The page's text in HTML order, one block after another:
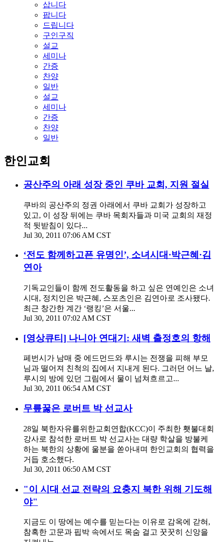
삽니다
팝니다
드립니다
구인구직
설교
세미나
간증
찬양
일반
설교
세미나
간증
찬양
일반
한인교회
공산주의 아래 성장 중인 쿠바 교회, 지원 절실
쿠바의 공산주의 정권 아래에서 쿠바 교회가 성장하고
있고, 이 성장 뒤에는 쿠바 목회자들과 미국 교회의 재정
적 뒷받침이 있다...
Jul 30, 2011 07:06 AM CST
‘전도 함께하고픈 유명인’, 소녀시대·박근혜·김
연아
기독교인들이 함께 전도활동을 하고 싶은 연예인은 소녀
시대, 정치인은 박근혜, 스포츠인은 김연아로 조사됐다.
최근 창간한 계간 ‘랭킹’은 서울...
Jul 30, 2011 07:02 AM CST
[영상큐티] 나니아 연대기: 새벽 출정호의 항해
페번시가 남매 중 에드먼드와 루시는 전쟁을 피해 부모
님과 떨어져 친척의 집에서 지내게 된다. 그러던 어느 날,
루시의 방에 있던 그림에서 물이 넘쳐흐르고...
Jul 30, 2011 06:54 AM CST
무릎꿇은 로버트 박 선교사
28일 북한자유를위한교회연합(KCC)이 주최한 횃불대회
강사로 참석한 로버트 박 선교사는 대량 학살을 방불케
하는 북한의 상황에 울분을 쏟아내며 한인교회의 협력을
거듭 호소했다.
Jul 30, 2011 06:50 AM CST
"이 시대 선교 전략의 요충지 북한 위해 기도해
야"
지금도 이 땅에는 예수를 믿는다는 이유로 감옥에 갇혀,
참혹한 고문과 핍박 속에서도 목숨 걸고 꿋꿋히 신앙을